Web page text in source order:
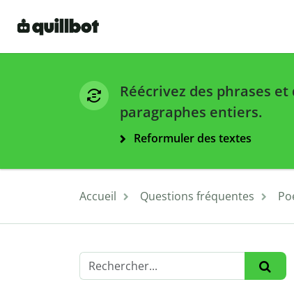
Réécrivez des phrases et
paragraphes entiers.
Reformuler des textes
Accueil Questions fréquentes